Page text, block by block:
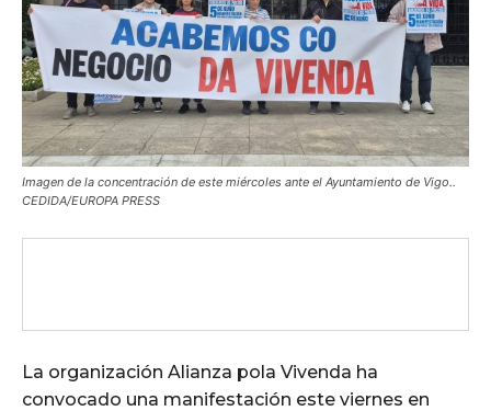
Imagen de la concentración de este miércoles ante el Ayuntamiento de Vigo..
CEDIDA/EUROPA PRESS
La organización Alianza pola Vivenda ha
convocado una manifestación este viernes en